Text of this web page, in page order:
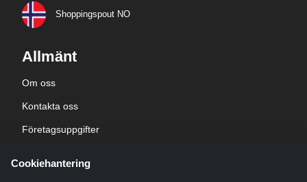
Shoppingspout NO
Allmänt
Om oss
Kontakta oss
Företagsuppgifter
Cookiehantering